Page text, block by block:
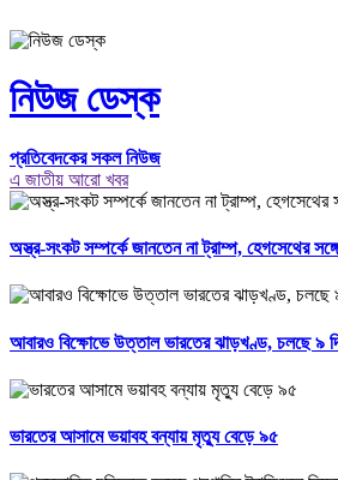
নিউজ ডেস্ক
প্রতিবেদকের সকল নিউজ
এ জাতীয় আরো খবর
অস্ত্র-সংকট সম্পর্কে জানতেন না ট্রাম্প, হেগসেথের
আবারও বিক্ষোভে উত্তাল ভারতের ঝাড়খণ্ড, চলছে ৯
ভারতের আসামে ভয়াবহ বন্যায় মৃত্যু বেড়ে ৯৫